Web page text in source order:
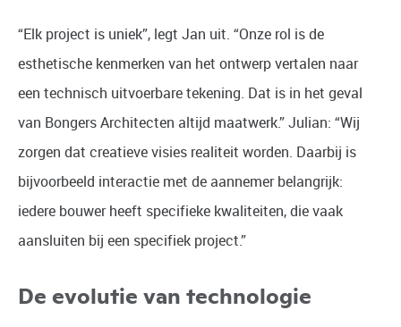
“Elk project is uniek”, legt Jan uit. “Onze rol is de
esthetische kenmerken van het ontwerp vertalen naar
een technisch uitvoerbare tekening. Dat is in het geval
van Bongers Architecten altijd maatwerk.” Julian: “Wij
zorgen dat creatieve visies realiteit worden. Daarbij is
bijvoorbeeld interactie met de aannemer belangrijk:
iedere bouwer heeft specifieke kwaliteiten, die vaak
aansluiten bij een specifiek project.”
De evolutie van technologie